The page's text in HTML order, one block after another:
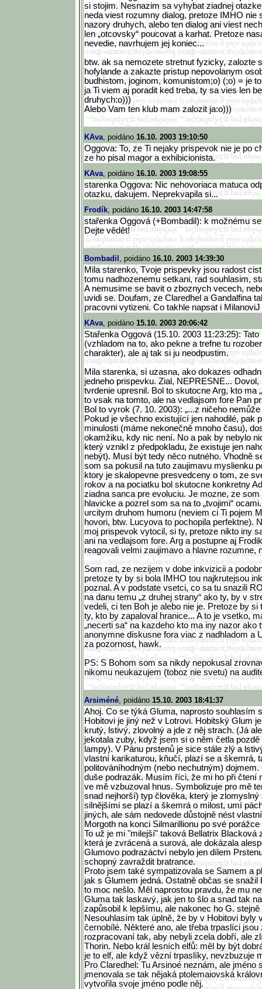
si stojim. Nesnazim sa vyhybat ziadnej
neda viest rozumny dialog, pretoze IMHO nie
nazory druhych, alebo ten dialog ani viest
len „otcovsky“ poucovat a karhat. Pretoze
nevedie, navrhujem jej koniec...
btw. ak sa nemozete stretnut fyzicky, zalozte
hofylande a zakazte pristup nepovolanym
budhistom, joginom, komunistom;o) (;o) = je
ja Ti viem aj poradit ked treba, ty sa vies len
druhych:o)))
Alebo Vam ten klub mam zalozit ja:o)))
KAva, poidáno 16.10. 2003 19:10:50
Oggova: To, ze Ti nejaky prispevok nie je po
ze ho pisal magor a exhibicionista.
KAva, poidáno 16.10. 2003 19:08:55
starenka Oggova: Nic nehovoriaca matuca
otazku, dakujem. Neprekvapila si...
Frodík, poidáno 16.10. 2003 14:47:58
stařenka Oggová (+Bombadil): k možnému
Dejte vědět!
Bombadil , poidáno 16.10. 2003 14:39:30
Mila starenko, Tvoje prispevky jsou radost
tomu nadhozenemu setkani, rad souhlasim,
A nemusime se bavit o zboznych vecech,
uvidi se. Doufam, ze Claredhel a Gandalfina
pracovni vytizeni. Co takhle napsat i MilanoviJ
KAva, poidáno 15.10. 2003 20:06:42
Stařenka Oggová (15.10. 2003 11:23:25):
(vzhladom na to, ako pekne a trefne tu
charakter), ale aj tak si ju neodpustim.
Mila starenka, si uzasna, ako dokazes
jedneho prispevku. Zial, NEPRESNE...
tvrdenie upresnil. Bol to skutocne Arg, kto ma
to vsak na tomto, ale na vedlajsom fore Pan
Bol to vyrok (7. 10. 2003): „...z ničeho
Pokud je všechno existující jen nahodilé, pak
minulosti (máme nekonečně mnoho času),
okamžiku, kdy nic není. No a pak by nebylo
který vznikl z předpokladu, že existuje jen
nebýt). Musí být tedy něco nutného. Vhodně
som sa pokusil na tuto zaujimavu myslienku
ktory je skalopevne presvedceny o tom, ze
rokov a na pociatku bol skutocne konkretny
ziadna sanca pre evoluciu. Je mozne, ze som
hlavicke a pozrel som sa na to „tvojimi“
urcitym druhom humoru (neviem ci Ti pojem
hovori, btw. Lucyova to pochopila perfektne).
moj prispevok vytocil, si ty, pretoze nikto iny
ani na vedlajsom fore. Arg a postupne aj
reagovali velmi zaujimavo a hlavne rozumne,
Som rad, ze nezijem v dobe inkvizicii a
pretoze ty by si bola IMHO tou najkrutejsou
poznal. A v podstate vsetci, co sa tu snazili
na danu temu „z druhej strany“ ako ty, by v
vedeli, ci ten Boh je alebo nie je. Pretoze by si
ty, kto by zapaloval hranice... A to je vsetko,
„necerti sa“ na kazdeho kto ma iny nazor ako
anonymne diskusne fora viac z nadhladom a
za pozornost, hawk.
PS: S Bohom som sa nikdy nepokusal
nikomu neukazujem (toboz nie svetu) na
Arsiméné, poidáno 15.10. 2003 18:41:37
Ahoj. Co se týká Gluma, naprosto souhlasím
Hobitovi je jiný než v Lotrovi. Hobitský Glum
krutý, lstivý, zlovolný a jde z něj strach. (Já
jekotala zuby, když jsem si o něm četla
lampy). V Pánu prstenů je sice stále zlý a
vlastní karikaturou, kňučí, plazí se a škemrá,
politováníhodným (nebo nechutným) dojmem.
duše podrazák. Musím říci, že mi ho při čtení
ve mě vzbuzoval hnus. Symbolizuje pro mě
snad nejhorší) typ člověka, který je zlomyslný
silnějšími se plazí a škemrá o milost, umí
jiných, ale sám nedovede důstojně nést
Morgoth na konci Silmarillionu po své
To už je mi "milejší" taková Bellatrix Blacková
která je zvrácená a surová, ale dokázala
Glumovo podrazáctví nebylo jen dílem
schopný zavraždit bratrance.
Proto jsem také sympatizovala se Samem a
jak s Glumem jedná. Ostatně občas se
to moc nešlo. Měl naprostou pravdu, že mu
Gluma tak laskavý, jak jen to šlo a snad tak
zapůsobil k lepšímu, ale nakonec ho G. stejně
Nesouhlasím tak úplně, že by v Hobitovi byly
černobílé. Některé ano, ale třeba trpaslíci jsou
rozpracovaní tak, aby nebyli zcela dobří, ale
Thorin. Nebo král lesních elfů: měl by být
je to elf, ale když vězní trpaslíky, nevzbuzuje
Pro Claredhel: Tu Arsinoé neznám, ale jméno
jmenovala se tak nějaká ptolemaiovská
vytvořila svoje jméno podle něj.